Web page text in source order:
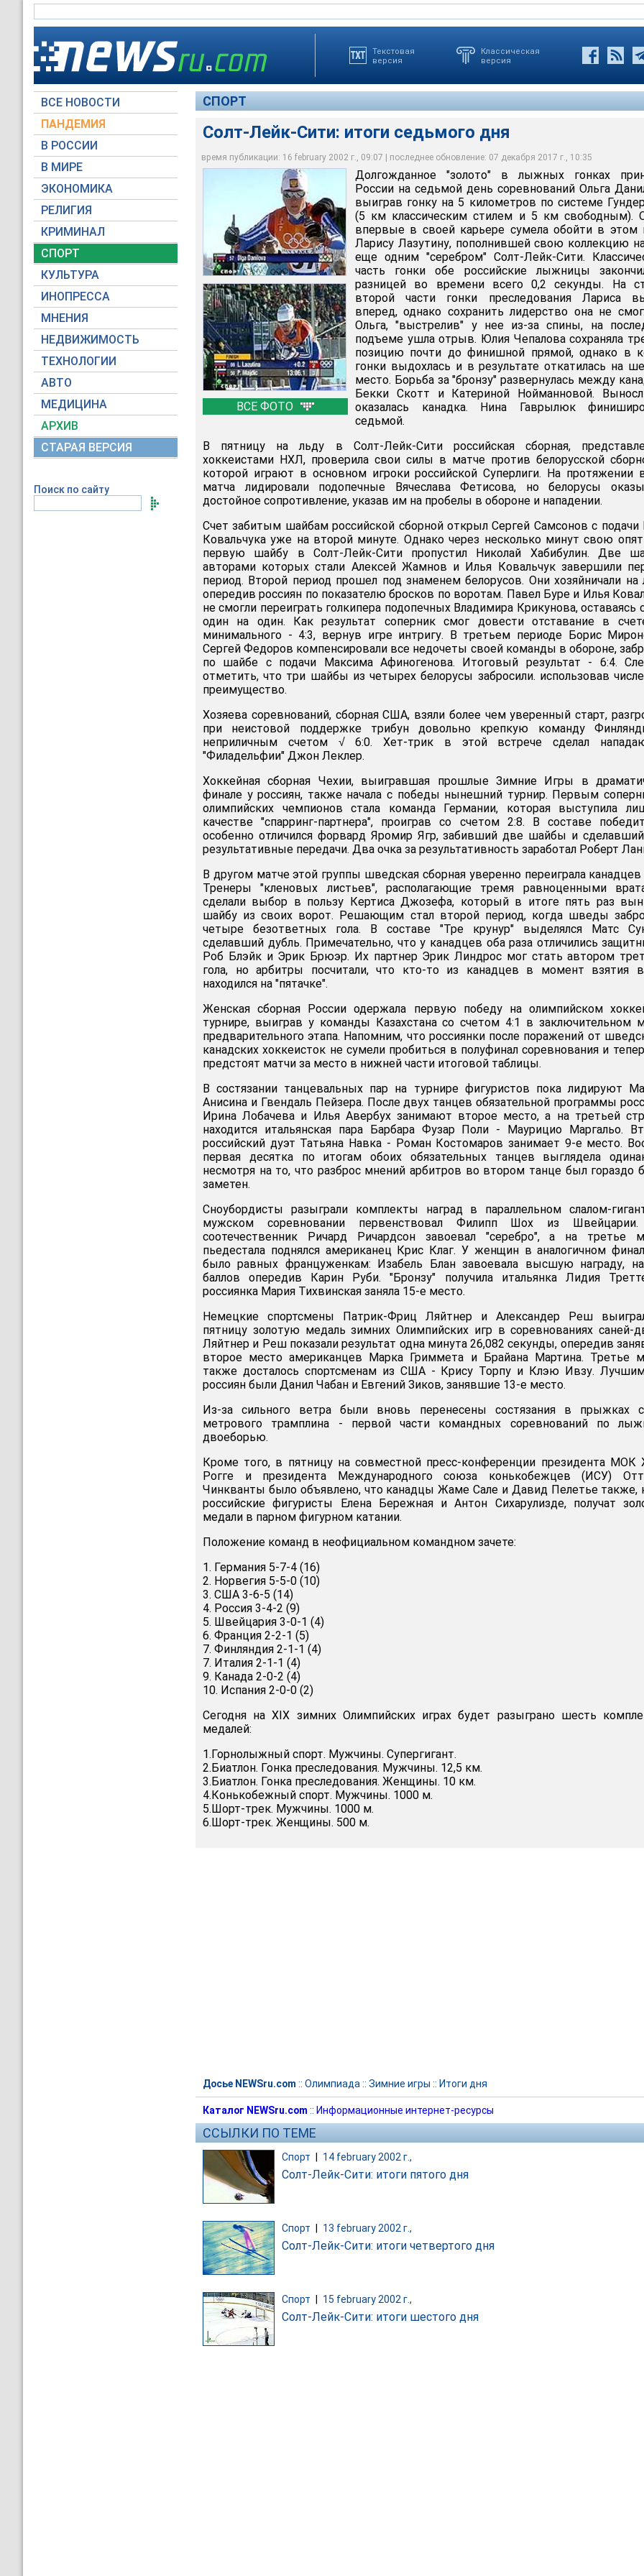
Текстовая
версия
Классическая
версия
ВСЕ НОВОСТИ
ПАНДЕМИЯ
В РОССИИ
В МИРЕ
ЭКОНОМИКА
РЕЛИГИЯ
КРИМИНАЛ
СПОРТ
КУЛЬТУРА
ИНОПРЕССА
МНЕНИЯ
НЕДВИЖИМОСТЬ
ТЕХНОЛОГИИ
АВТО
МЕДИЦИНА
АРХИВ
СТАРАЯ ВЕРСИЯ
Поиск по сайту
СПОРТ
Солт-Лейк-Сити: итоги седьмого дня
время публикации: 16 february 2002 г., 09:07 | последнее обновление: 07 декабря 2017 г., 10:35
ВСЕ ФОТО
Ольга Данилова
Лариса Лазутина
Хоккейная сборная Чехии начала с победы нынешний турнир
Изабель Блан
Сноубордисты разыграли комплекты наград в параллельном слалом-гиганте
Патрик-Фриц Ляйтнер и Александер РешДолгожданное "золото" в лыжных гонках
России на седьмой день соревнований Ольга
выиграв гонку на 5 километров по системе
(5 км классическим стилем и 5 км свободным).
впервые в своей карьере сумела обойти в этом
Ларису Лазутину, пополнившей свою коллекцию
еще одним "серебром" Солт-Лейк-Сити.
часть гонки обе российские лыжницы
разницей во времени всего 0,2 секунды. На
второй части гонки преследования Лариса
вперед, однако сохранить лидерство она не
Ольга, "выстрелив" у нее из-за спины, на
подъеме ушла отрыв. Юлия Чепалова сохраняла
позицию почти до финишной прямой, однако в
гонки выдохлась и в результате откатилась на
место. Борьба за "бронзу" развернулась между
Бекки Скотт и Катериной Нойманновой.
оказалась канадка. Нина Гаврылюк
седьмой.
В пятницу на льду в Солт-Лейк-Сити российская сборная,
хоккеистами НХЛ, проверила свои силы в матче против белорусской
которой играют в основном игроки российской Суперлиги. На протяжении
матча лидировали подопечные Вячеслава Фетисова, но белорусы
достойное сопротивление, указав им на пробелы в обороне и нападении.
Счет забитым шайбам российской сборной открыл Сергей Самсонов с подачи
Ковальчука уже на второй минуте. Однако через несколько минут свою
первую шайбу в Солт-Лейк-Сити пропустил Николай Хабибулин. Две
авторами которых стали Алексей Жамнов и Илья Ковальчук завершили
период. Второй период прошел под знаменем белорусов. Они хозяйничали на
опередив россиян по показателю бросков по воротам. Павел Буре и Илья
не смогли переиграть голкипера подопечных Владимира Крикунова, оставаясь
один на один. Как результат соперник смог довести отставание в
минимального - 4:3, вернув игре интригу. В третьем периоде Борис
Сергей Федоров компенсировали все недочеты своей команды в обороне,
по шайбе с подачи Максима Афиногенова. Итоговый результат - 6:4.
отметить, что три шайбы из четырех белорусы забросили. использовав
преимущество.
Хозяева соревнований, сборная США, взяли более чем уверенный старт,
при неистовой поддержке трибун довольно крепкую команду
неприличным счетом √ 6:0. Хет-трик в этой встрече сделал
"Филадельфии" Джон Леклер.
Хоккейная сборная Чехии, выигравшая прошлые Зимние Игры в
финале у россиян, также начала с победы нынешний турнир. Первым
олимпийских чемпионов стала команда Германии, которая выступила
качестве "спарринг-партнера", проиграв со счетом 2:8. В составе
особенно отличился форвард Яромир Ягр, забивший две шайбы и
результативные передачи. Два очка за результативность заработал Роберт
В другом матче этой группы шведская сборная уверенно переиграла канадцев
Тренеры "кленовых листьев", располагающие тремя равноценными
сделали выбор в пользу Кертиса Джозефа, который в итоге пять раз
шайбу из своих ворот. Решающим стал второй период, когда шведы
четыре безответных гола. В составе "Тре крунур" выделялся Матс
сделавший дубль. Примечательно, что у канадцев оба раза отличились
Роб Блэйк и Эрик Брюэр. Их партнер Эрик Линдрос мог стать автором
гола, но арбитры посчитали, что кто-то из канадцев в момент взятия
находился на "пятачке".
Женская сборная России одержала первую победу на олимпийском
турнире, выиграв у команды Казахстана со счетом 4:1 в заключительном
предварительного этапа. Напомним, что россиянки после поражений от
канадских хоккеисток не сумели пробиться в полуфинал соревнования и
предстоят матчи за место в нижней части итоговой таблицы.
В состязании танцевальных пар на турнире фигуристов пока лидируют
Анисина и Гвендаль Пейзера. После двух танцев обязательной программы
Ирина Лобачева и Илья Авербух занимают второе место, а на третьей
находится итальянская пара Барбара Фузар Поли - Маурицио Маргальо.
российский дуэт Татьяна Навка - Роман Костомаров занимает 9-е место.
первая десятка по итогам обоих обязательных танцев выглядела
несмотря на то, что разброс мнений арбитров во втором танце был гораздо
заметен.
Сноубордисты разыграли комплекты наград в параллельном слалом-
мужском соревновании первенствовал Филипп Шох из
соотечественник Ричард Ричардсон завоевал "серебро", а на третье
пьедестала поднялся американец Крис Клаг. У женщин в аналогичном
было равных француженкам: Изабель Блан завоевала высшую награду,
баллов опередив Карин Руби. "Бронзу" получила итальянка Лидия
россиянка Мария Тихвинская заняла 15-е место.
Немецкие спортсмены Патрик-Фриц Ляйтнер и Александер Реш
пятницу золотую медаль зимних Олимпийских игр в соревнованиях саней-
Ляйтнер и Реш показали результат одна минута 26,082 секунды, опередив
второе место американцев Марка Гриммета и Брайана Мартина. Третье
также досталось спортсменам из США - Крису Торпу и Клэю Ивзу.
россиян были Данил Чабан и Евгений Зиков, занявшие 13-е место.
Из-за сильного ветра были вновь перенесены состязания в прыжках
метрового трамплина - первой части командных соревнований по
двоеборью.
Кроме того, в пятницу на совместной пресс-конференции президента МОК
Рогге и президента Международного союза конькобежцев (ИСУ)
Чинкванты было объявлено, что канадцы Жаме Сале и Давид Пелетье также,
российские фигуристы Елена Бережная и Антон Сихарулизде, получат
медали в парном фигурном катании.
Положение команд в неофициальном командном зачете:
1. Германия 5-7-4 (16)
2. Норвегия 5-5-0 (10)
3. США 3-6-5 (14)
4. Россия 3-4-2 (9)
5. Швейцария 3-0-1 (4)
6. Франция 2-2-1 (5)
7. Финляндия 2-1-1 (4)
7. Италия 2-1-1 (4)
9. Канада 2-0-2 (4)
10. Испания 2-0-0 (2)
Сегодня на ХIХ зимних Олимпийских играх будет разыграно шесть
медалей:
1.Горнолыжный спорт. Мужчины. Супергигант.
2.Биатлон. Гонка преследования. Мужчины. 12,5 км.
3.Биатлон. Гонка преследования. Женщины. 10 км.
4.Конькобежный спорт. Мужчины. 1000 м.
5.Шорт-трек. Мужчины. 1000 м.
6.Шорт-трек. Женщины. 500 м.
Досье NEWSru.com :: Олимпиада :: Зимние игры :: Итоги дня
Каталог NEWSru.com :: Информационные интернет-ресурсы
ССЫЛКИ ПО ТЕМЕ
Спорт 14 february 2002 г.,
Солт-Лейк-Сити: итоги пятого дня
Спорт 13 february 2002 г.,
Солт-Лейк-Сити: итоги четвертого дня
Спорт 15 february 2002 г.,
Солт-Лейк-Сити: итоги шестого дня